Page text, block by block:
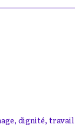
, dignité, travail